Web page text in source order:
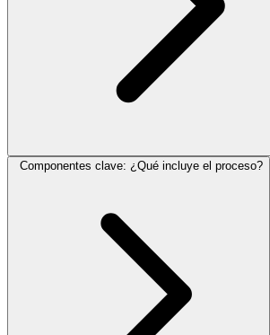
Componentes clave: ¿Qué incluye el proceso?